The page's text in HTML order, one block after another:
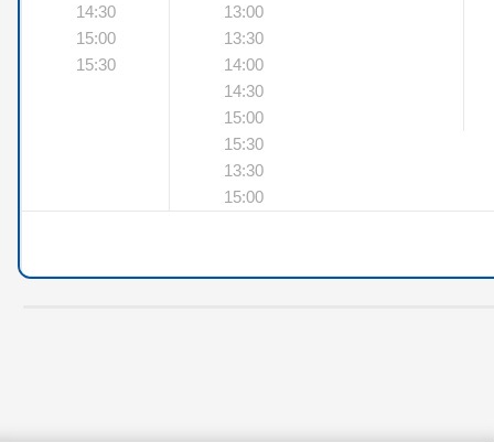
14:30
15:00
15:30
13:00
13:30
14:00
14:30
15:00
15:30
13:30
15:00